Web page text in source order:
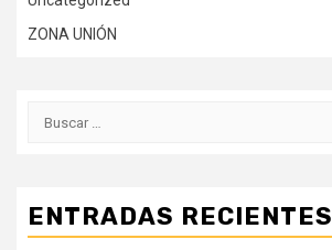
ZONA UNIÓN
Buscar:
ENTRADAS RECIENTES